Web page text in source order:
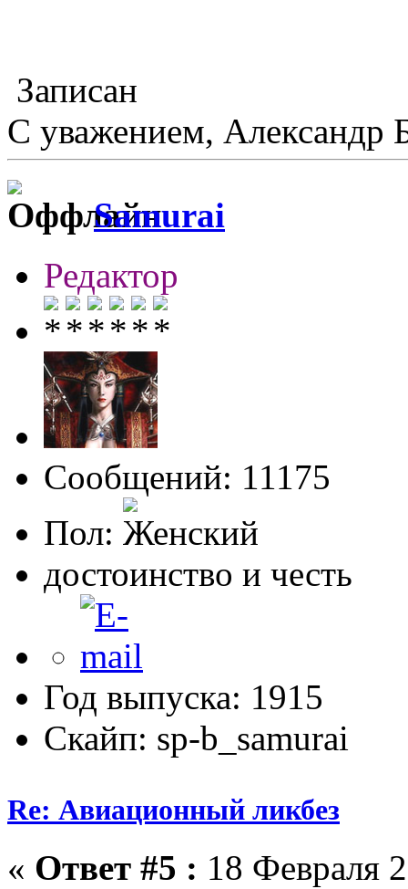
Записан
С уважением, Александр
Samurai
Редактор
Сообщений: 11175
Пол:
достоинство и честь
Год выпуска: 1915
Скайп: sp-b_samurai
Re: Авиационный ликбез
« Ответ #5 : 18 Февраля